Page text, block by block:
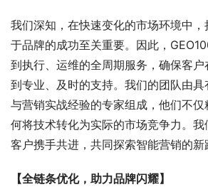
我们深知，在快速变化的市场环境中
于品牌的成功至关重要。因此，
到执行、运维的全周期服务，确保客
到专业、及时的支持。我们的团队由
与营销实战经验的专家组成，他们不
何将技术转化为实际的市场竞争力。
客户携手共进，共同探索智能营销的新
【全链条优化，助力品牌闪耀】